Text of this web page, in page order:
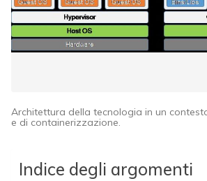
Architettura della tecnologia in un
e di containerizzazione.
Indice degli argomenti